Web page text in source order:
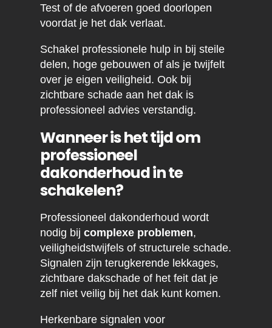
Test of de afvoeren goed doorlopen
voordat je het dak verlaat.
Schakel professionele hulp in bij steile
delen, hoge gebouwen of als je twijfelt
over je eigen veiligheid. Ook bij
zichtbare schade aan het dak is
professioneel advies verstandig.
Wanneer is het tijd om
professioneel
dakonderhoud in te
schakelen?
Professioneel dakonderhoud wordt
nodig bij complexe problemen,
veiligheidstwijfels of structurele schade.
Signalen zijn terugkerende lekkages,
zichtbare dakschade of het feit dat je
zelf niet veilig bij het dak kunt komen.
Herkenbare signalen voor